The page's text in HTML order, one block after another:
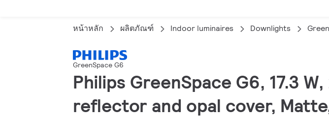
หน้าหลัก ผลิตภัณฑ์ Indoor luminaires Downlights
GreenSpace G6
Philips GreenSpace G6, 17.3
reflector and opal cover,